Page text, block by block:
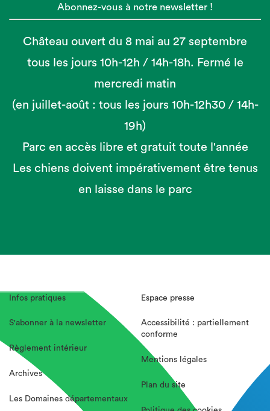
Abonnez-vous à notre newsletter !
Château ouvert du 8 mai au 27 septembre
tous les jours 10h-12h / 14h-18h. Fermé le
mercredi matin
(en juillet-août : tous les jours 10h-12h30 / 14h-
19h)
Parc en accès libre et gratuit toute l'année
Les chiens doivent impérativement être tenus
en laisse dans le parc
Infos pratiques
S'abonner à la newsletter
Règlement intérieur
Archives
Les Domaines départementaux
Espace presse
Accessibilité : partiellement
conforme
Mentions légales
Plan du site